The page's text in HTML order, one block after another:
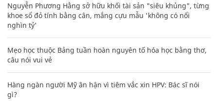
Nguyễn Phương Hằng sở hữu khối tài sản "siêu khủng", từng
khoe sổ đỏ tính bằng cân, mắng cựu mẫu 'không có nổi
nghìn tỷ'
Mẹo học thuộc Bảng tuần hoàn nguyên tố hóa học bằng thơ,
câu nói vui vẻ
Hàng ngàn người Mỹ ân hận vì tiêm vắc xin HPV: Bác sĩ nói
gì?